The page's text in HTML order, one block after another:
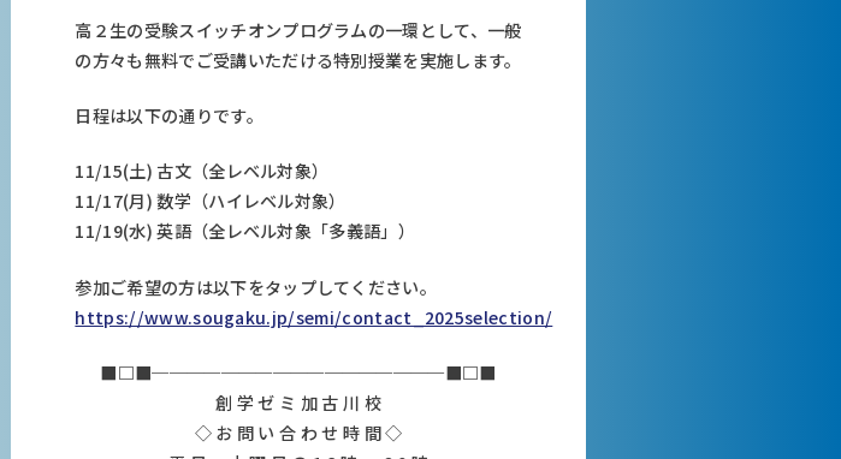
高２生の受験スイッチオンプログラムの一環として、一般
の方々も無料でご受講いただける特別授業を実施します。
日程は以下の通りです。
11/15(土) 古文（全レベル対象）
11/17(月) 数学（ハイレベル対象）
11/19(水) 英語（全レベル対象「多義語」）
参加ご希望の方は以下をタップしてください。
https://www.sougaku.jp/semi/contact_2025selection/
■□■─────────────────■□■
創 学 ゼ ミ 加 古 川 校
◇ お 問 い 合 わ せ 時 間 ◇